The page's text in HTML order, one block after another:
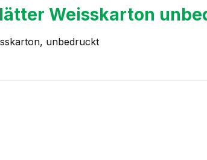
Weisskarton
unbedruckt